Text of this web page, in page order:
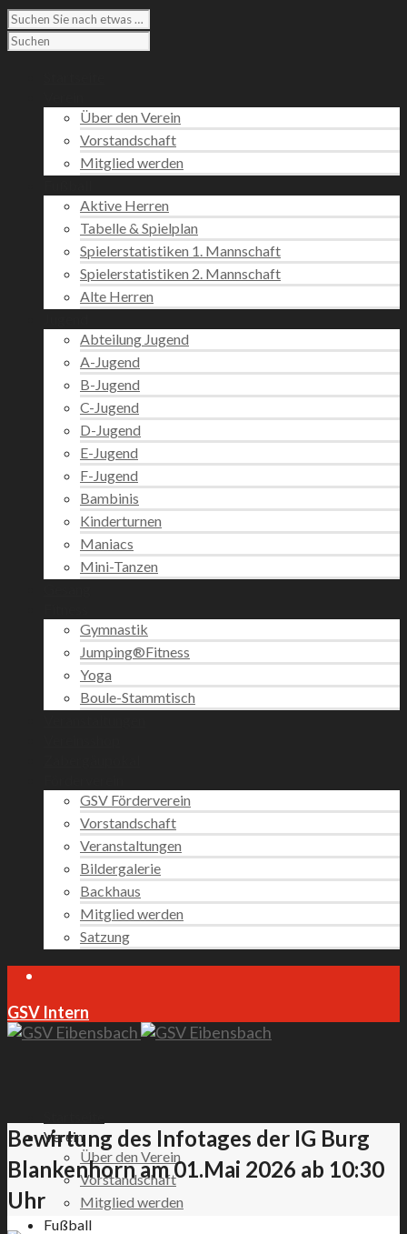
Über den Verein
Vorstandschaft
Mitglied werden
Aktive Herren
Tabelle & Spielplan
Spielerstatistiken 1. Mannschaft
Spielerstatistiken 2. Mannschaft
Alte Herren
Abteilung Jugend
A-Jugend
B-Jugend
C-Jugend
D-Jugend
E-Jugend
F-Jugend
Bambinis
Kinderturnen
Maniacs
Mini-Tanzen
Gymnastik
Jumping®Fitness
Yoga
Boule-Stammtisch
GSV Förderverein
Vorstandschaft
Veranstaltungen
Bildergalerie
Backhaus
Mitglied werden
Satzung
GSV Intern
Verein
Über den Verein
Vorstandschaft
Mitglied werden
Fußball
Bewirtung des Infotages der IG Burg
Blankenhorn am 01.Mai 2026 ab 10:30
Uhr